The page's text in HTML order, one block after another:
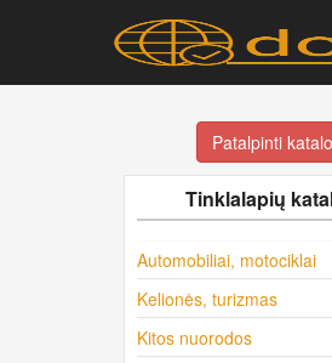
Patalpinti
Tinklalapių
Automobiliai, motociklai
Kelionės, turizmas
Kitos nuorodos